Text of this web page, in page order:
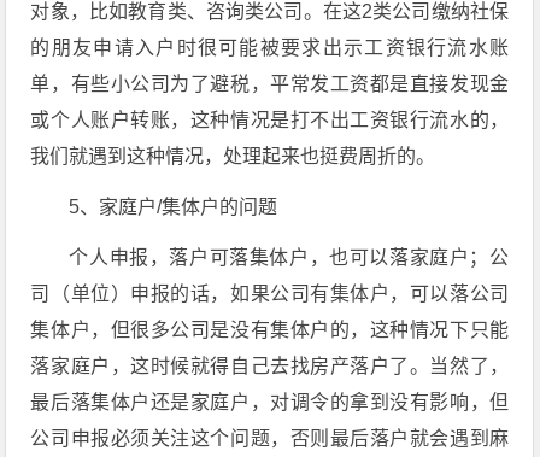
对象，比如教育类、咨询类公司。在这2类公司缴纳社保
的朋友申请入户时很可能被要求出示工资银行流水账
单，有些小公司为了避税，平常发工资都是直接发现金
或个人账户转账，这种情况是打不出工资银行流水的，
我们就遇到这种情况，处理起来也挺费周折的。
5、家庭户/集体户的问题
个人申报，落户可落集体户，也可以落家庭户；公
司（单位）申报的话，如果公司有集体户，可以落公司
集体户，但很多公司是没有集体户的，这种情况下只能
落家庭户，这时候就得自己去找房产落户了。当然了，
最后落集体户还是家庭户，对调令的拿到没有影响，但
公司申报必须关注这个问题，否则最后落户就会遇到麻